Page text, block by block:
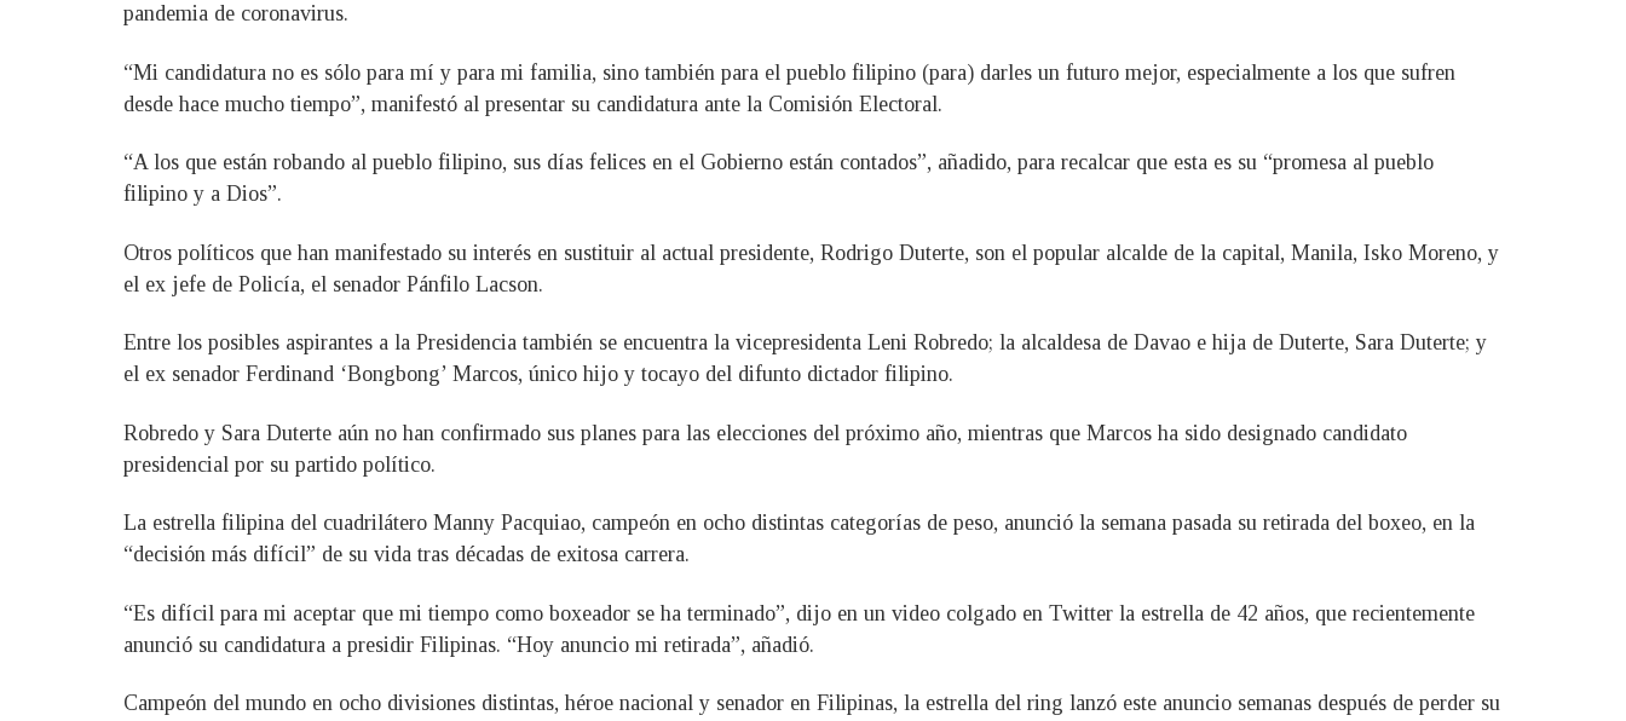
pandemia de coronavirus.
“Mi candidatura no es sólo para mí y para mi familia, sino también para el pueblo filipino (para) darles un futuro mejor, especialmente a los que sufren
desde hace mucho tiempo”, manifestó al presentar su candidatura ante la Comisión Electoral.
“A los que están robando al pueblo filipino, sus días felices en el Gobierno están contados”, añadido, para recalcar que esta es su “promesa al pueblo
filipino y a Dios”.
Otros políticos que han manifestado su interés en sustituir al actual presidente, Rodrigo Duterte, son el popular alcalde de la capital, Manila, Isko Moreno, y
el ex jefe de Policía, el senador Pánfilo Lacson.
Entre los posibles aspirantes a la Presidencia también se encuentra la vicepresidenta Leni Robredo; la alcaldesa de Davao e hija de Duterte, Sara Duterte; y
el ex senador Ferdinand ‘Bongbong’ Marcos, único hijo y tocayo del difunto dictador filipino.
Robredo y Sara Duterte aún no han confirmado sus planes para las elecciones del próximo año, mientras que Marcos ha sido designado candidato
presidencial por su partido político.
La estrella filipina del cuadrilátero Manny Pacquiao, campeón en ocho distintas categorías de peso, anunció la semana pasada su retirada del boxeo, en la
“decisión más difícil” de su vida tras décadas de exitosa carrera.
“Es difícil para mi aceptar que mi tiempo como boxeador se ha terminado”, dijo en un video colgado en Twitter la estrella de 42 años, que recientemente
anunció su candidatura a presidir Filipinas. “Hoy anuncio mi retirada”, añadió.
Campeón del mundo en ocho divisiones distintas, héroe nacional y senador en Filipinas, la estrella del ring lanzó este anuncio semanas después de perder su